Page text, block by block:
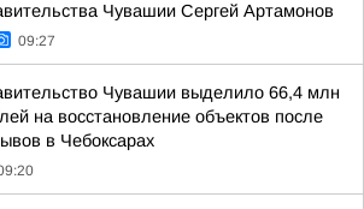
Чувашии Сергей Артамонов
09:27
Чувашии выделило 66,4 млн
на восстановление объектов после
в Чебоксарах